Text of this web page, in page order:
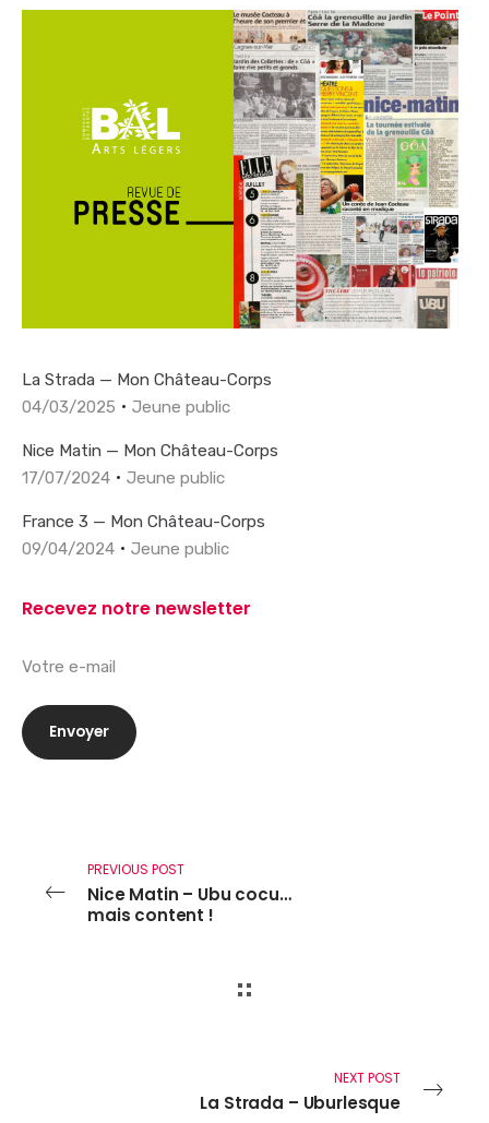
La Strada — Mon Château-Corps
04/03/2025
Jeune public
Nice Matin — Mon Château-Corps
17/07/2024
Jeune public
France 3 — Mon Château-Corps
09/04/2024
Jeune public
Recevez notre newsletter
PREVIOUS POST
Nice Matin – Ubu cocu…
mais content !
NEXT POST
La Strada – Uburlesque